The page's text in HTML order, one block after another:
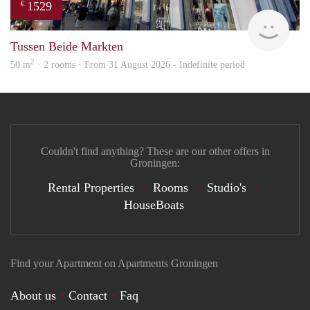
€ 1529
Tussen Beide Markten
50 m2 · 2 rooms · From 31 August 2026 - Indefinite period
Find your Apartment on Apartments Groningen
About us Contact Faq
Couldn't find anything? These are our other offers in
Groningen:
Rental Properties Rooms
Studio's
HouseBoats